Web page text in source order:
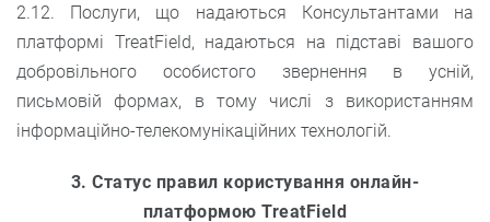
2.12. Послуги, що надаються Консультантами на
платформі TreatField, надаються на підставі вашого
добровільного особистого звернення в усній,
письмовій формах, в тому числі з використанням
інформаційно-телекомунікаційних технологій.
3. Статус правил користування онлайн-
платформою TreatField